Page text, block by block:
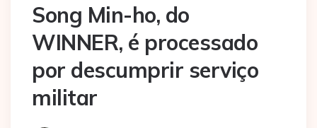
Song Min-ho, do
WINNER, é processado
por descumprir serviço
militar